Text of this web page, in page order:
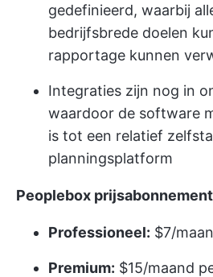
gedefinieerd, waarbij
bedrijfsbrede doelen
rapportage kunnen
Integraties zijn nog in
waardoor de software
is tot een relatief
planningsplatform
Peoplebox
Professioneel: $7/
Premium: $15/maand